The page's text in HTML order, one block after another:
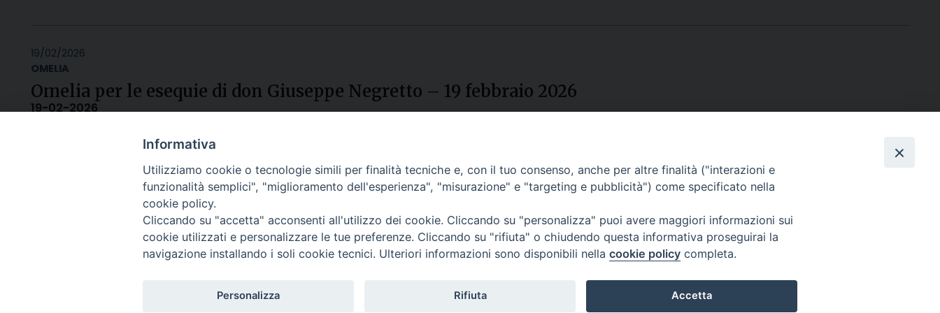
19/02/2026
OMELIA
Omelia per le esequie di don Giuseppe Negretto – 19 febbraio 2026
19-02-2026
Arcidiocesi di Ravenna-Cervia CONTATTI
curia@diocesiravennacervia.it
Per segnalazioni tecniche e aggiornamenti:
Informativa
Utilizziamo cookie o tecnologie simili per finalità tecniche e, con il tuo consenso, anche per altre finalità ("interazioni e
funzionalità semplici", "miglioramento dell'esperienza", "misurazione" e "targeting e pubblicità") come specificato nella
cookie policy.
Cliccando su "accetta" acconsenti all'utilizzo dei cookie. Cliccando su "personalizza" puoi avere maggiori informazioni sui
cookie utilizzati e personalizzare le tue preferenze. Cliccando su "rifiuta" o chiudendo questa informativa proseguirai la
navigazione installando i soli cookie tecnici. Ulteriori informazioni sono disponibili nella cookie policy completa.
Personalizza Rifiuta Accetta